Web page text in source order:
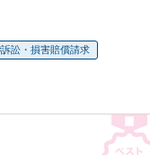
訴訟・損害賠償請求